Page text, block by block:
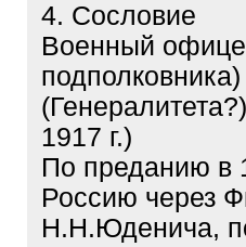
4. Сословие
Военный
1917 г.)
По преданию в
Россию через
Н.Н.Юденича,